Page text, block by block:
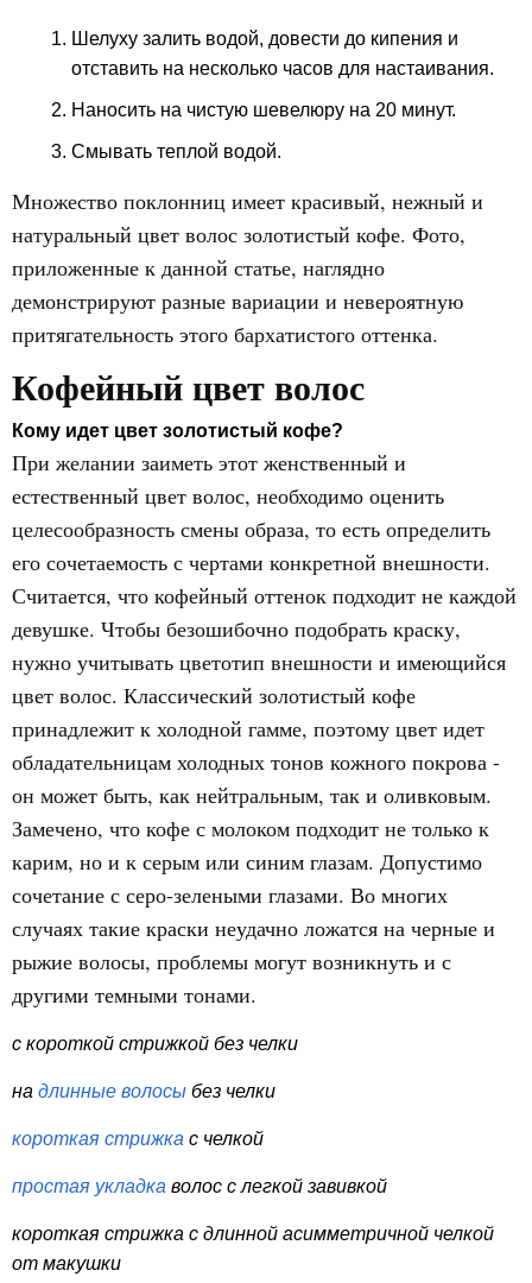
Шелуху залить водой, довести до кипения и
отставить на несколько часов для настаивания.
Наносить на чистую шевелюру на 20 минут.
Смывать теплой водой.
Множество поклонниц имеет красивый, нежный и
натуральный цвет волос золотистый кофе. Фото,
приложенные к данной статье, наглядно
демонстрируют разные вариации и невероятную
притягательность этого бархатистого оттенка.
Кофейный цвет волос
Кому идет цвет золотистый кофе?
При желании заиметь этот женственный и
естественный цвет волос, необходимо оценить
целесообразность смены образа, то есть определить
его сочетаемость с чертами конкретной внешности.
Считается, что кофейный оттенок подходит не каждой
девушке. Чтобы безошибочно подобрать краску,
нужно учитывать цветотип внешности и имеющийся
цвет волос. Классический золотистый кофе
принадлежит к холодной гамме, поэтому цвет идет
обладательницам холодных тонов кожного покрова -
он может быть, как нейтральным, так и оливковым.
Замечено, что кофе с молоком подходит не только к
карим, но и к серым или синим глазам. Допустимо
сочетание с серо-зелеными глазами. Во многих
случаях такие краски неудачно ложатся на черные и
рыжие волосы, проблемы могут возникнуть и с
другими темными тонами.
с короткой стрижкой без челки
на длинные волосы без челки
короткая стрижка с челкой
простая укладка волос с легкой завивкой
короткая стрижка с длинной асимметричной челкой
от макушки